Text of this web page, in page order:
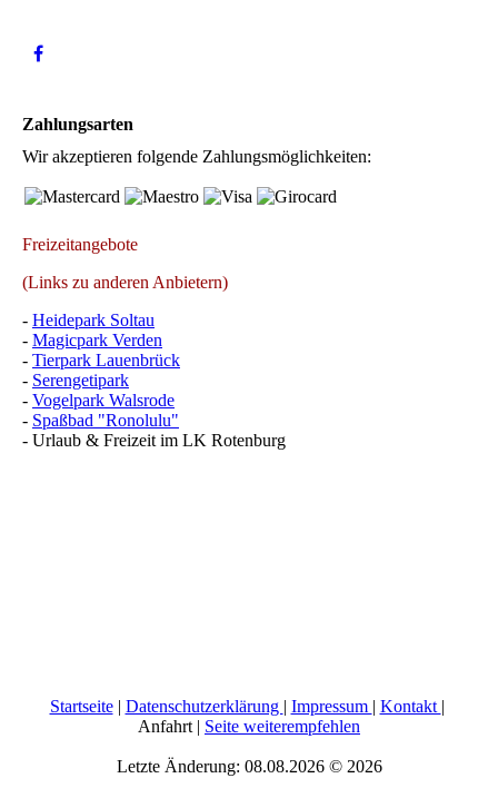
Zahlungsarten
Wir akzeptieren folgende Zahlungsmöglichkeiten:
Freizeitangebote
(Links zu anderen Anbietern)
- Heidepark Soltau
- Magicpark Verden
- Tierpark Lauenbrück
- Serengetipark
- Vogelpark Walsrode
- Spaßbad "Ronolulu"
- Urlaub & Freizeit im LK Rotenburg
Startseite| Datenschutzerklärung | Impressum | Kontakt |
Anfahrt | Seite weiterempfehlen
Letzte Änderung: 08.08.2026 © 2026